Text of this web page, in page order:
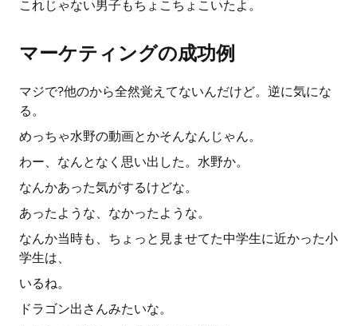
これじゃない男子もちょこちょこいたよ。
マーケティングの成功例
マジで?他のから全然覚えてないんだけど。逆に気にな
る。
めっちゃ水野の動画とかそんなんじゃん。
わー、なんとなく思い出した。水野か。
なんかあった気がするけどな。
あったような、なかったような。
なんか当時も、ちょっと見ませてた中学生に近かった小
学生は、
いるね。
ドラゴン出さんみたいな。